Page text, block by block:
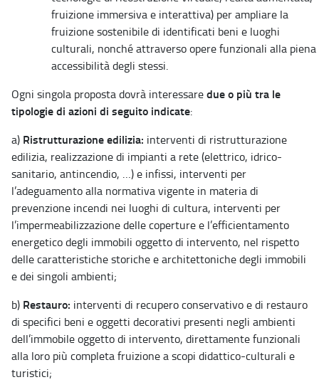
fruizione immersiva e interattiva) per ampliare la
fruizione sostenibile di identificati beni e luoghi
culturali, nonché attraverso opere funzionali alla piena
accessibilità degli stessi.
Ogni singola proposta dovrà interessaredue o più tra le
tipologie di azioni di seguito indicate:
a) Ristrutturazione edilizia: interventi di ristrutturazione
edilizia, realizzazione di impianti a rete (elettrico, idrico-
sanitario, antincendio, …) e infissi, interventi per
l’adeguamento alla normativa vigente in materia di
prevenzione incendi nei luoghi di cultura, interventi per
l’impermeabilizzazione delle coperture e l’efficientamento
energetico degli immobili oggetto di intervento, nel rispetto
delle caratteristiche storiche e architettoniche degli immobili
e dei singoli ambienti;
b) Restauro: interventi di recupero conservativo e di restauro
di specifici beni e oggetti decorativi presenti negli ambienti
dell’immobile oggetto di intervento, direttamente funzionali
alla loro più completa fruizione a scopi didattico-culturali e
turistici;